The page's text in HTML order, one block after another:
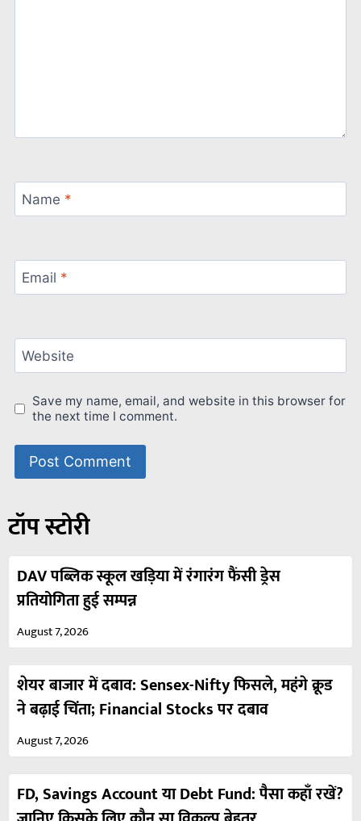
Name *
Email *
Website
Save my name, email, and website in this browser for
the next time I comment.
टॉप स्टोरी
DAV पब्लिक स्कूल खड़िया में रंगारंग फैंसी ड्रेस
प्रतियोगिता हुई सम्पन्न
August 7, 2026
शेयर बाजार में दबाव: Sensex-Nifty फिसले, महंगे क्रूड
ने बढ़ाई चिंता; Financial Stocks पर दबाव
August 7, 2026
FD, Savings Account या Debt Fund: पैसा कहाँ रखें?